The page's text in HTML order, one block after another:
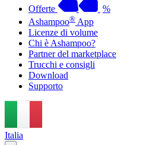
Offerte
%
Ashampoo® App
Licenze di volume
Chi è Ashampoo?
Partner del marketplace
Trucchi e consigli
Download
Supporto
Italia